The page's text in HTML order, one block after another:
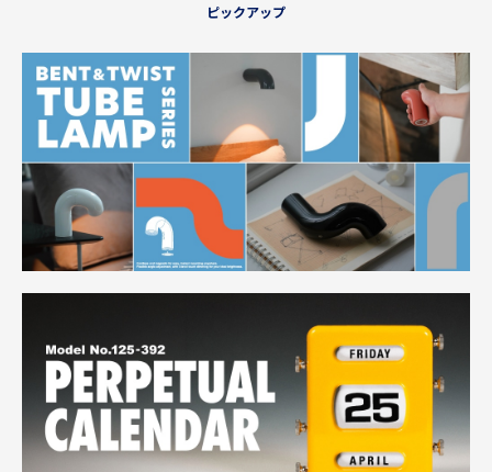
ピックアップ